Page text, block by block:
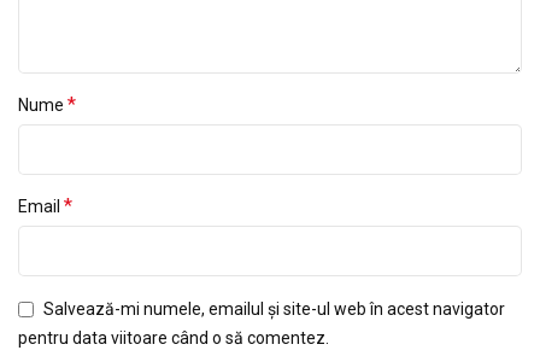
Nume *
Email *
Salvează-mi numele, emailul și site-ul web în acest navigator
pentru data viitoare când o să comentez.